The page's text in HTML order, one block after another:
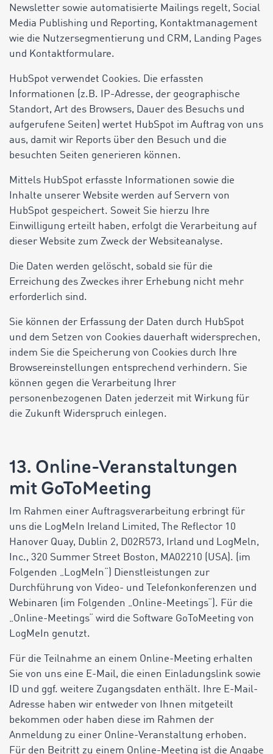
Newsletter sowie automatisierte Mailings regelt, Social
Media Publishing und Reporting, Kontaktmanagement
wie die Nutzersegmentierung und CRM, Landing Pages
und Kontaktformulare.
HubSpot verwendet Cookies. Die erfassten
Informationen (z.B. IP-Adresse, der geographische
Standort, Art des Browsers, Dauer des Besuchs und
aufgerufene Seiten) wertet HubSpot im Auftrag von uns
aus, damit wir Reports über den Besuch und die
besuchten Seiten generieren können.
Mittels HubSpot erfasste Informationen sowie die
Inhalte unserer Website werden auf Servern von
HubSpot gespeichert. Soweit Sie hierzu Ihre
Einwilligung erteilt haben, erfolgt die Verarbeitung auf
dieser Website zum Zweck der Websiteanalyse.
Die Daten werden gelöscht, sobald sie für die
Erreichung des Zweckes ihrer Erhebung nicht mehr
erforderlich sind.
Sie können der Erfassung der Daten durch HubSpot
und dem Setzen von Cookies dauerhaft widersprechen,
indem Sie die Speicherung von Cookies durch Ihre
Browsereinstellungen entsprechend verhindern. Sie
können gegen die Verarbeitung Ihrer
personenbezogenen Daten jederzeit mit Wirkung für
die Zukunft Widerspruch einlegen.
13. Online-Veranstaltungen
mit GoToMeeting
Im Rahmen einer Auftragsverarbeitung erbringt für
uns die LogMeIn Ireland Limited, The Reflector 10
Hanover Quay, Dublin 2, D02R573, Irland und LogMeln,
Inc., 320 Summer Street Boston, MA02210 (USA). (im
Folgenden „LogMeIn“) Dienstleistungen zur
Durchführung von Video- und Telefonkonferenzen und
Webinaren (im Folgenden „Online-Meetings“). Für die
„Online-Meetings“ wird die Software GoToMeeting von
LogMeIn genutzt.
Für die Teilnahme an einem Online-Meeting erhalten
Sie von uns eine E-Mail, die einen Einladungslink sowie
ID und ggf. weitere Zugangsdaten enthält. Ihre E-Mail-
Adresse haben wir entweder von Ihnen mitgeteilt
bekommen oder haben diese im Rahmen der
Anmeldung zu einer Online-Veranstaltung erhoben.
Für den Beitritt zu einem Online-Meeting ist die Angabe